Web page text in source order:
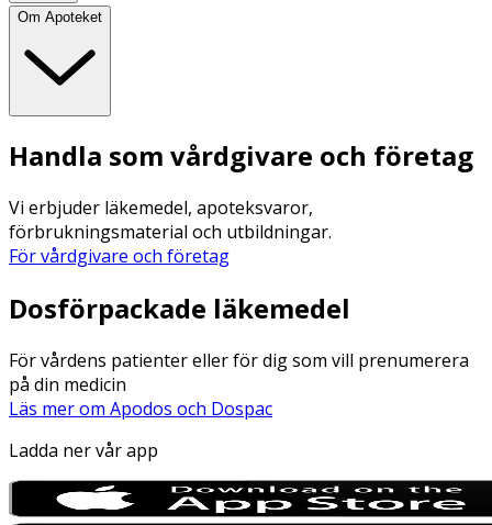
Om Apoteket
Handla som vårdgivare och företag
Vi erbjuder läkemedel, apoteksvaror,
förbrukningsmaterial och utbildningar.
För vårdgivare och företag
Dosförpackade läkemedel
För vårdens patienter eller för dig som vill prenumerera
på din medicin
Läs mer om Apodos och Dospac
Ladda ner vår app